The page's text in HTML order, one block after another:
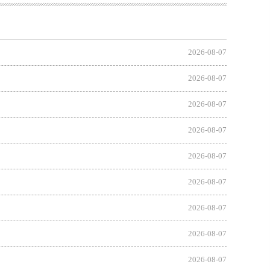
2026-08-07
2026-08-07
2026-08-07
2026-08-07
2026-08-07
2026-08-07
2026-08-07
2026-08-07
2026-08-07